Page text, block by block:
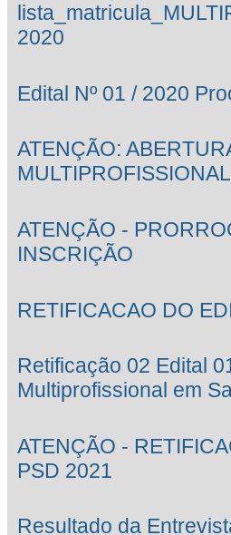
2020
Edital Nº 01 / 2020
ATENÇÃO:
ATENÇÃO -
INSCRIÇÃO
RETIFICACAO DO
Retificação 02 Edital
Multiprofissional em
ATENÇÃO -
PSD 2021
Resultado da